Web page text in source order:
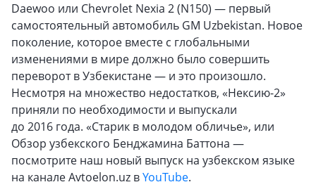
Daewoo или Chevrolet Nexia 2 (N150) — первый
самостоятельный автомобиль GM Uzbekistan. Новое
поколение, которое вместе с глобальными
изменениями в мире должно было совершить
переворот в Узбекистане — и это произошло.
Несмотря на множество недостатков, «Нексию-2»
приняли по необходимости и выпускали
до 2016 года. «Старик в молодом обличье», или
Обзор узбекского Бенджамина Баттона —
посмотрите наш новый выпуск на узбекском языке
на канале Avtoelon.uz вYouTube.